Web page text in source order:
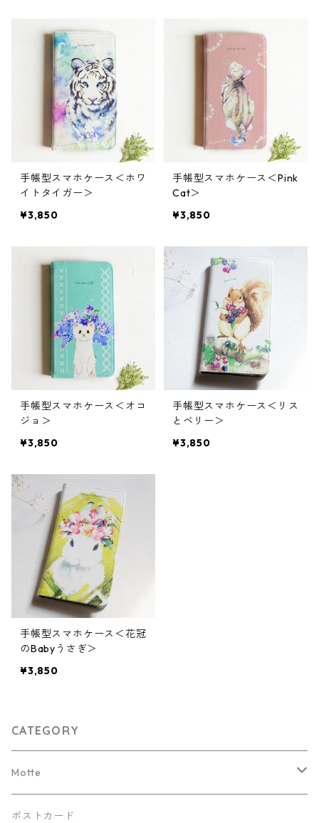
手帳型スマホケース＜ホワ
イトタイガー＞
¥3,850
手帳型スマホケース＜Pink
Cat＞
¥3,850
手帳型スマホケース＜オコ
ジョ＞
¥3,850
手帳型スマホケース＜リス
とベリー＞
¥3,850
手帳型スマホケース＜花冠
のBabyうさぎ＞
¥3,850
CATEGORY
Motte
Kaorinkoイラストバージョン
ポストカード